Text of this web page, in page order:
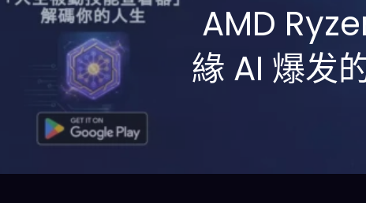
AMD
緣 AI 爆发